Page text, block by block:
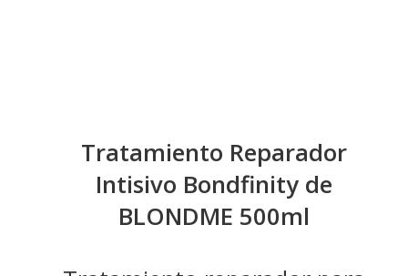
Tratamiento Reparador
Intisivo Bondfinity de
BLONDME 500ml